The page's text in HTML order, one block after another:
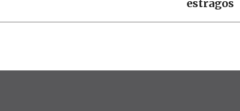
estragos